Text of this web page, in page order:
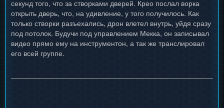
секунд того, что за створками дверей. Крео послал ворка
открыть дверь, что, на удивление, у того получилось. Как
только створки разъехались, дрон влетел внутрь, уйдя сразу
под потолок. Будучи под управлением Мекка, он записывал
видео прямо ему на инструментон, а так же транслировал
его всей группе.